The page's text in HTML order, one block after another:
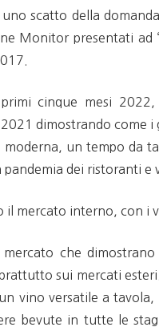
scatto della
Monitor presentati ad
cinque mesi 2022,
2021 dimostrando come
moderna, un tempo da
pandemia dei ristoranti e
il mercato interno, con i
che
sui mercati
un vino versatile a
bevute in tutte le